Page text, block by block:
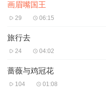
位画眉嘴国王的。公主真后悔当
国王就好了。最后，他们俩来到
第二天一大早，叫花子就把公主
样过了几天，吃完了所有的存粮
开始编筐子，可棘条又粗又硬，
说：“你还是去卖东西吧，也许
画眉嘴国王
29 06:15
旅行去
24 04:02
蔷薇与鸡冠花
104 01:08